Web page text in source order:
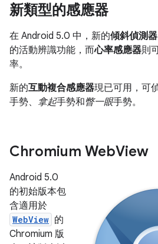
新類型的感應器
在 Android 5.0 中，新的傾斜偵測器
的活動辨識功能，而心率感應器則
率。
新的互動複合感應器現已可用，可
手勢、 拿起手勢和瞥一眼手勢。
Chromium WebView
Android 5.0
的初始版本包
含適用於
WebView 的
Chromium 版